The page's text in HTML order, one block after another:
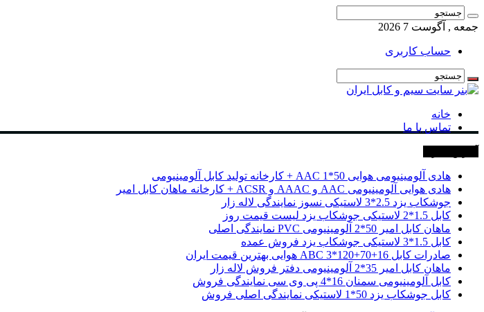
جمعه , آگوست 7 2026
حساب کاربری
خانه
تماس با ما
هادی آلومینیومی هوایی 50*1 AAC + کارخانه تولید کابل آلومینیومی
هادی هوایی آلومینیومی AAC و AAAC و ACSR + کارخانه ماهان کابل امیر
جوشکاب یزد 2.5*3 لاستیکی نسوز نمایندگی لاله زار
کابل 1.5*2 لاستیکی جوشکاب یزد لیست قیمت روز
ماهان کابل امیر 50*2 آلومینیومی PVC نمایندگی اصلی
کابل 1.5*3 لاستیکی جوشکاب یزد فروش عمده
صادرات کابل 16+70+120*3 ABC هوایی بهترین قیمت ایران
ماهان کابل امیر 35*2 آلومینیومی دفتر فروش لاله زار
کابل آلومینیومی سمنان 16*4 پی وی سی نمایندگی فروش
کابل جوشکاب یزد 50*1 لاستیکی نمایندگی اصلی فروش